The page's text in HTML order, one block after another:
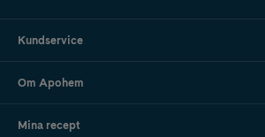
Kundservice
Om Apohem
Mina recept